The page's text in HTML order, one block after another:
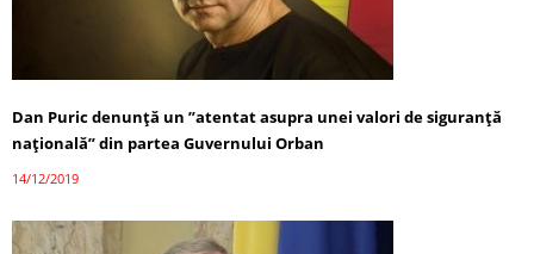
Dan Puric denunţă un ”atentat asupra unei valori de siguranţă
naţională” din partea Guvernului Orban
14/12/2019